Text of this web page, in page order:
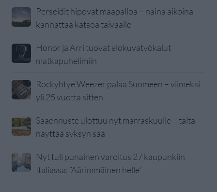
Perseidit hipovat maapalloa – näinä aikoina
kannattaa katsoa taivaalle
Honor ja Arri tuovat elokuvatyökalut
matkapuhelimiin
Rockyhtye Weezer palaa Suomeen – viimeksi
yli 25 vuotta sitten
Sääennuste ulottuu nyt marraskuulle – tältä
näyttää syksyn sää
Nyt tuli punainen varoitus 27 kaupunkiin
Italiassa: ”Äärimmäinen helle”